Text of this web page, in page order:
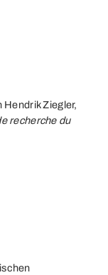
Ziegler,
recherche du